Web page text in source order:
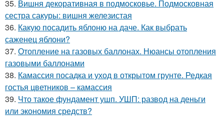
35. Вишня декоративная в подмосковье. Подмосковная
сестра сакуры: вишня железистая
36. Какую посадить яблоню на даче. Как выбрать
саженец яблони?
37. Отопление на газовых баллонах. Нюансы отопления
газовыми баллонами
38. Камассия посадка и уход в открытом грунте. Редкая
гостья цветников – камассия
39. Что такое фундамент ушп. УШП: развод на деньги
или экономия средств?